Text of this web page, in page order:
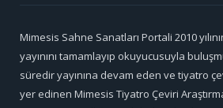
Mimesis Sahne Sanatları Portali 2010
yayınını tamamlayıp okuyucusuyla
süredir yayınına devam eden ve tiyatro
yer edinen Mimesis Tiyatro Çeviri